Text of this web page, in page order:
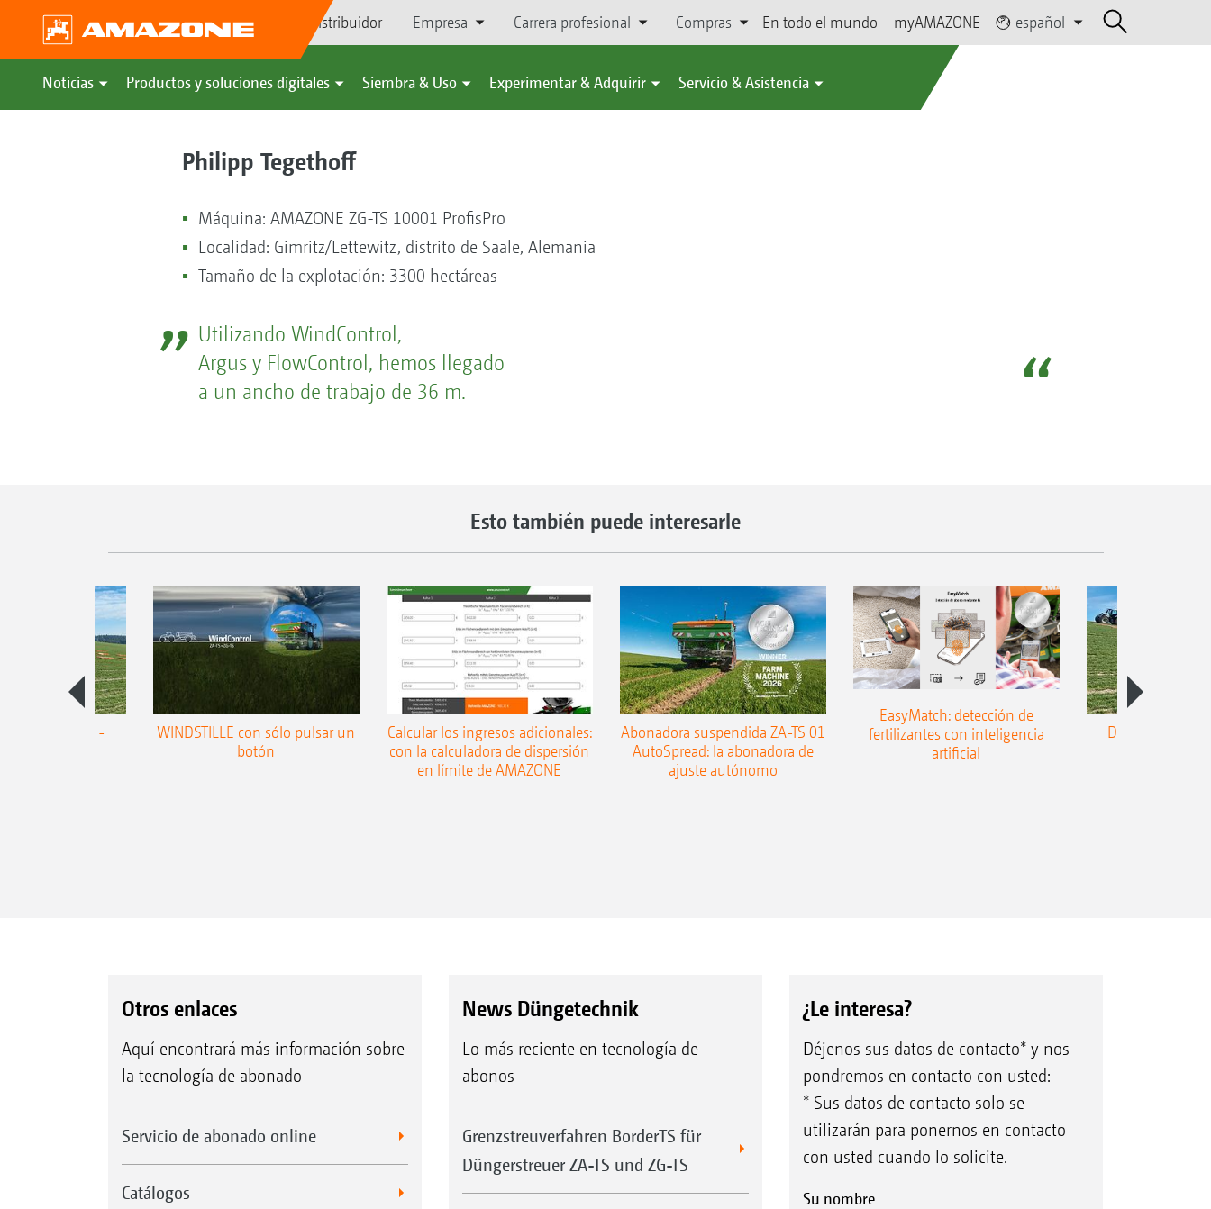
Búsqueda de distribuidor Empresa Carrera profesional Compras En todo el mundo myAMAZONE español
Noticias Productos y soluciones digitales Siembra & Uso Experimentar & Adquirir Servicio & Asistencia
Philipp Tegethoff
Máquina: AMAZONE ZG-TS 10001 ProfisPro
Localidad: Gimritz/Lettewitz, distrito de Saale, Alemania
Tamaño de la explotación: 3300 hectáreas
Utilizando WindControl,
Argus y FlowControl, hemos llegado
a un ancho de trabajo de 36 m.
Esto también puede interesarle
en pendiente -
WINDSTILLE con sólo pulsar un
botón
Calcular los ingresos adicionales:
con la calculadora de dispersión
en límite de AMAZONE
Abonadora suspendida ZA-TS 01
AutoSpread: la abonadora de
ajuste autónomo
EasyMatch: detección de
fertilizantes con inteligencia
artificial
Dispersión en
Otros enlaces
Aquí encontrará más información sobre
la tecnología de abonado
Servicio de abonado online
Catálogos
News Düngetechnik
Lo más reciente en tecnología de
abonos
Grenzstreuverfahren BorderTS für
Düngerstreuer ZA-TS und ZG-TS
¿Le interesa?
Déjenos sus datos de contacto* y nos
pondremos en contacto con usted:
* Sus datos de contacto solo se
utilizarán para ponernos en contacto
con usted cuando lo solicite.
Su nombre